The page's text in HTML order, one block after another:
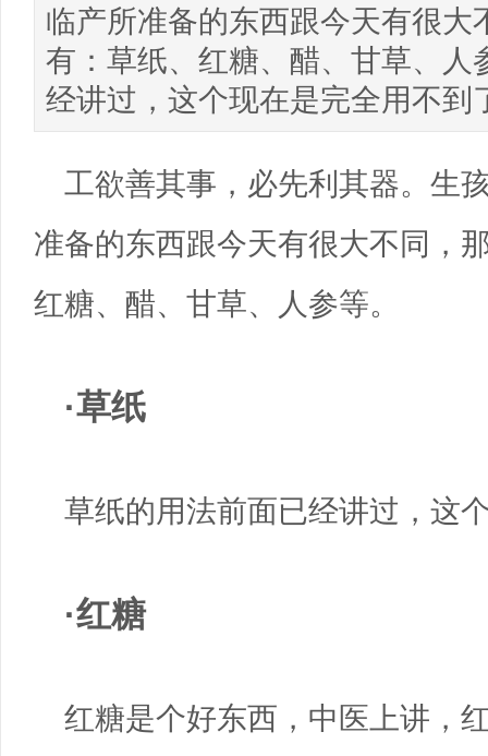
临产所准备的东西跟今天有很
有：草纸、红糖、醋、甘草、
经讲过，这个现在是完全用不到
工欲善其事，必先利其器。生
准备的东西跟今天有很大不同，
红糖、醋、甘草、人参等。
·草纸
草纸的用法前面已经讲过，这
·红糖
红糖是个好东西，中医上讲，